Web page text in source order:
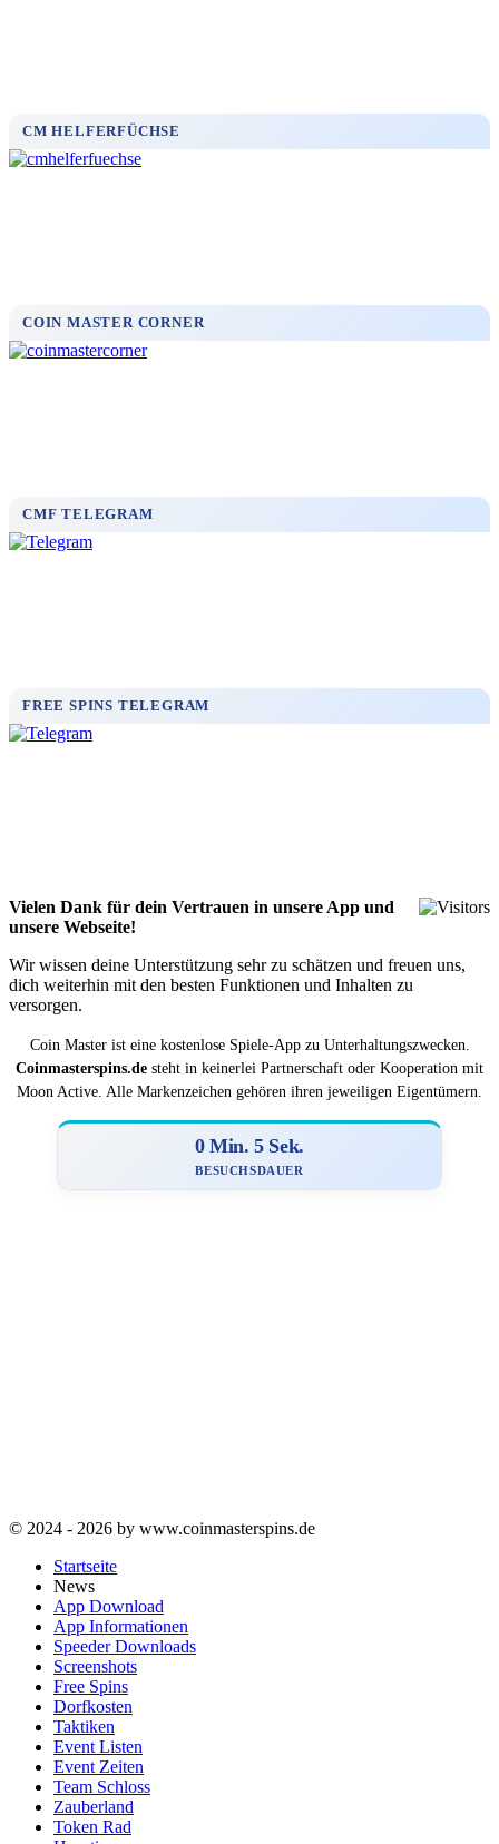
CM HELFERFÜCHSE
COIN MASTER CORNER
CMF TELEGRAM
FREE SPINS TELEGRAM
Vielen Dank für dein Vertrauen in unsere App und
unsere Webseite!
Wir wissen deine Unterstützung sehr zu schätzen und freuen uns,
dich weiterhin mit den besten Funktionen und Inhalten zu
versorgen.
Coin Master ist eine kostenlose Spiele-App zu Unterhaltungszwecken.
Coinmasterspins.de steht in keinerlei Partnerschaft oder Kooperation mit
Moon Active. Alle Markenzeichen gehören ihren jeweiligen Eigentümern.
0 Min. 5 Sek.
BESUCHSDAUER
© 2024 - 2026 by www.coinmasterspins.de
Startseite
News
App Download
App Informationen
Speeder Downloads
Screenshots
Free Spins
Dorfkosten
Taktiken
Event Listen
Event Zeiten
Team Schloss
Zauberland
Token Rad